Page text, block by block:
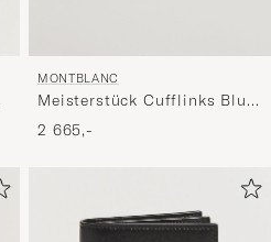
MONTBLANC
Meisterstück Cufflinks Blue
Goldstone
2 665,-